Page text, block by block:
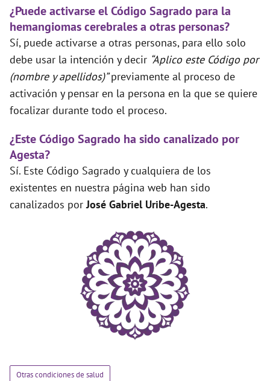
¿Puede activarse el Código Sagrado para la
hemangiomas cerebrales a otras personas?
Sí, puede activarse a otras personas, para ello solo
debe usar la intención y decir “Aplico este Código por
(nombre y apellidos)”previamente al proceso de
activación y pensar en la persona en la que se quiere
focalizar durante todo el proceso.
¿Este Código Sagrado ha sido canalizado por
Agesta?
Sí. Este Código Sagrado y cualquiera de los
existentes en nuestra página web han sido
canalizados porJosé Gabriel Uribe-Agesta.
Otras condiciones de salud